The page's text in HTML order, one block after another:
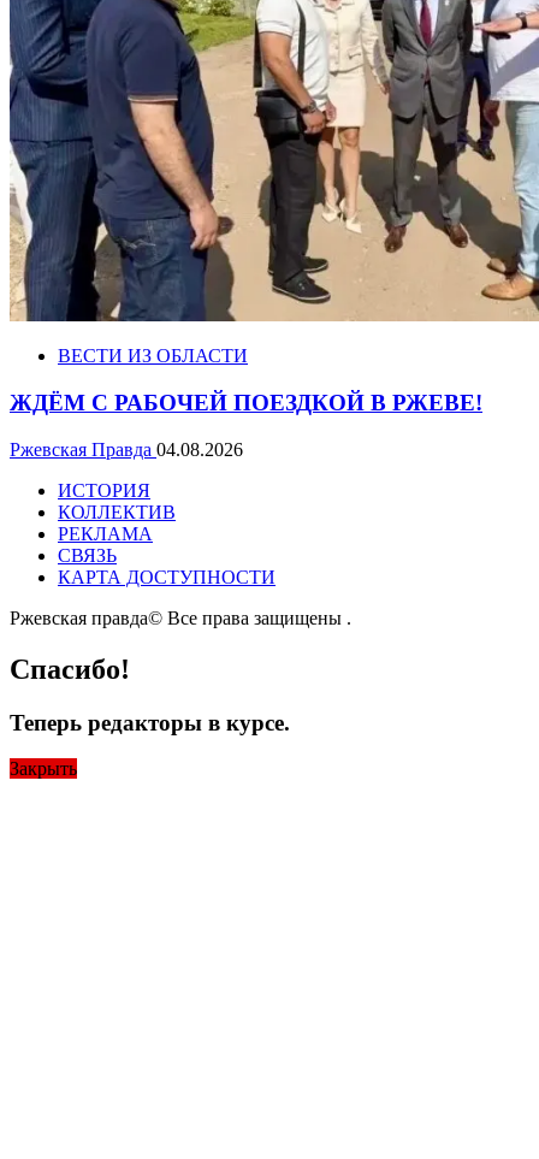
ВЕСТИ ИЗ ОБЛАСТИ
ЖДЁМ С РАБОЧЕЙ ПОЕЗДКОЙ В РЖЕВЕ!
Ржевская Правда 04.08.2026
ИСТОРИЯ
КОЛЛЕКТИВ
РЕКЛАМА
СВЯЗЬ
КАРТА ДОСТУПНОСТИ
Ржевская правда© Все права защищены .
Спасибо!
Теперь редакторы в курсе.
Закрыть